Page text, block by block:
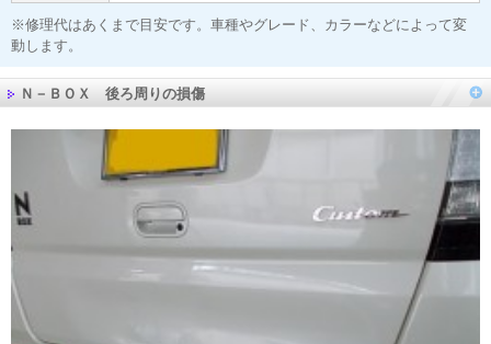
※修理代はあくまで目安です。車種やグレード、カラーなどによって変
動します。
Ｎ－ＢＯＸ 後ろ周りの損傷